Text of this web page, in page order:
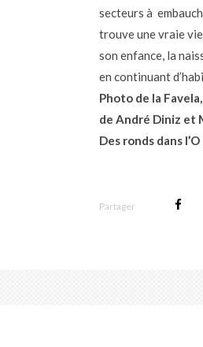
secteurs à
trouve une vraie
son enfance, la
en continuant
Photo de la Favela,
de André Diniz et
Des ronds dans
Partager